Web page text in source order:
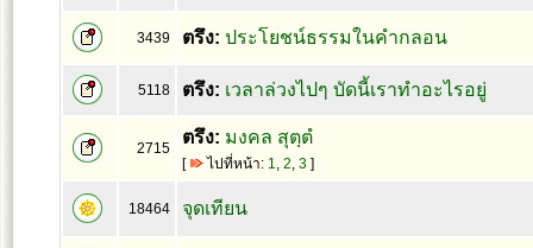
3439 ตรึง: ประโยชน์ธรรมในคำกลอน
5118 ตรึง: เวลาล่วงไปๆ บัดนี้เราทำอะไรอยู่
2715
ตรึง: มงคล สุตฺตํ
[ ไปที่หน้า: 1, 2, 3]
18464 จุดเทียน